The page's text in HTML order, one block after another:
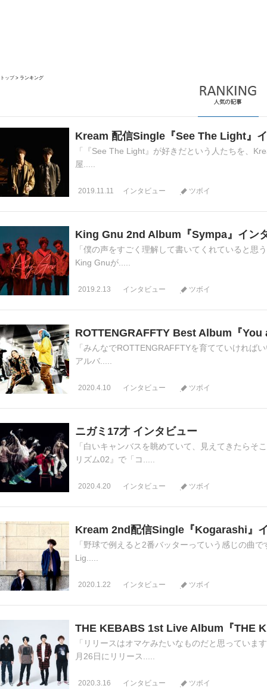
トップ ランキング
Kream 配信Single『See The Light』
「『See The Light』が好きだという人たちを、
屋.....
2019.11.11 インタビュー ツボイ
King Gnu 2nd Album『Sympa』イン
「僕の声をすごく理解して書いてくれていると思
King Gnuが.....
2019.2.13 インタビュー ツボイ
ROTTENGRAFFTY Best Album『You
「みんなでROTTENGRAFFTYを育てていければ
アルバ.....
2020.4.10 インタビュー ツボイ
ニガミ17才 インタビュー
「白いキャンバスを眺めていて、見えてきたら
リズム02』で「コ.....
2020.4.20 インタビュー ツボイ
Kream 2nd配信Single『Kogarashi』
「野球で例えると2番バッターっていう感じの曲
Lig.....
2020.1.22 インタビュー ツボイ
THE KEBABS 1st Live Album『THE
「リリースはオマケみたいなものだと思ってい
月26日にリリース.....
2020.3.16 インタビュー ツボイ